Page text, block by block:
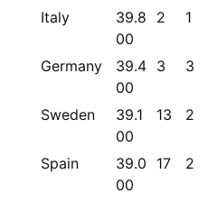
Italy
39.8
00
2 1
Germany
39.4
00
3 3
Sweden
39.1
00
13 2
Spain
39.0
00
17 2